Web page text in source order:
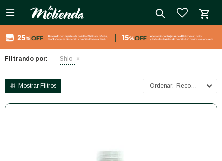

Filtrando por: Shio
Recomendados